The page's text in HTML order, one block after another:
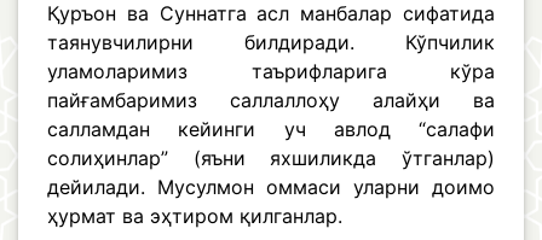
Қуръон ва Суннатга асл манбалар сифатида
таянувчилирни билдиради. Кўпчилик
уламоларимиз таърифларига кўра
пайғамбаримиз саллаллоҳу алайҳи ва
салламдан кейинги уч авлод “салафи
солиҳинлар” (яъни яхшиликда ўтганлар)
дейилади. Мусулмон оммаси уларни доимо
ҳурмат ва эҳтиром қилганлар.